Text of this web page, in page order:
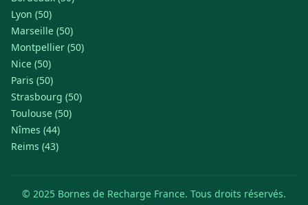
Lyon (50)
Marseille (50)
Montpellier (50)
Nice (50)
Paris (50)
Strasbourg (50)
Toulouse (50)
Nîmes (44)
Reims (43)
© 2025 Bornes de Recharge France. Tous droits réservés.